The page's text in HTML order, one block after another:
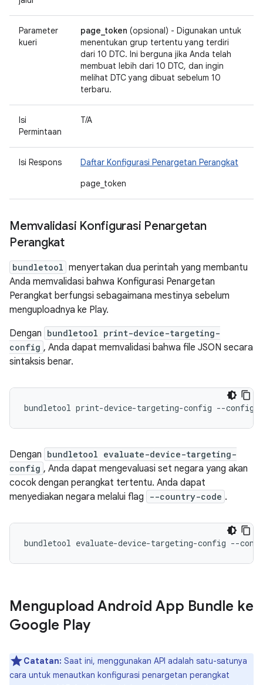
Parameter
kueri
page_token (opsional) - Digunakan untuk
menentukan grup tertentu yang terdiri
dari 10 DTC. Ini berguna jika Anda telah
membuat lebih dari 10 DTC, dan ingin
melihat DTC yang dibuat sebelum 10
terbaru.
Isi
Permintaan
T/A
Isi Respons
Daftar Konfigurasi Penargetan Perangkat
page_token
Memvalidasi Konfigurasi Penargetan
Perangkat
bundletool menyertakan dua perintah yang membantu
Anda memvalidasi bahwa Konfigurasi Penargetan
Perangkat berfungsi sebagaimana mestinya sebelum
menguploadnya ke Play.
Dengan bundletool print-device-targeting-
config , Anda dapat memvalidasi bahwa file JSON secara
sintaksis benar.
Dengan bundletool evaluate-device-targeting-
config , Anda dapat mengevaluasi set negara yang akan
cocok dengan perangkat tertentu. Anda dapat
menyediakan negara melalui flag
--country-code .
Mengupload Android App Bundle ke
Google Play
Catatan: Saat ini, menggunakan API adalah satu-satunya
cara untuk menautkan konfigurasi penargetan perangkat